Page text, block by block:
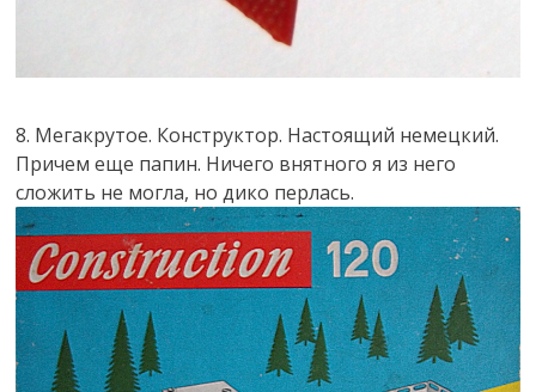
8. Мегакрутое. Конструктор. Настоящий немецкий.
Причем еще папин. Ничего внятного я из него
сложить не могла, но дико перлась.